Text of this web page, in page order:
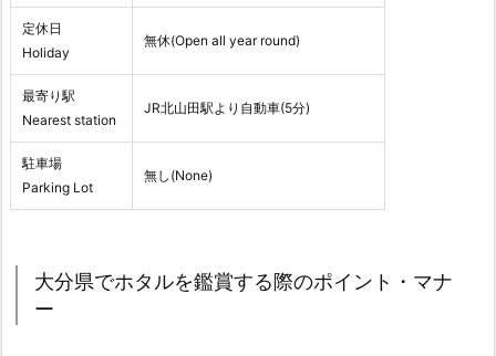
定休日
Holiday
無休(Open all year round)
最寄り駅
Nearest station
JR北山田駅より自動車(5分)
駐車場
Parking Lot
無し(None)
大分県でホタルを鑑賞する際のポイント・マナ
ー